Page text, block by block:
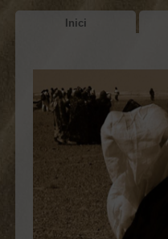
Inici